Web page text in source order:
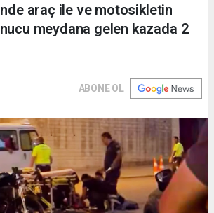
araç ile ve motosikletin
meydana gelen kazada 2
ABONE OL